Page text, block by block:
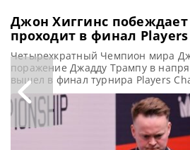
Джон Хиггинс
проходит в финал
2026
Четырехкратный Чемпион мира
поражение Джадду Трампу в
вышел в финал турнира Players
Телфорде, сообщает WST
одержал верх над первым
Джаддом Трампом со счетом 6-5 в
Championship 2026 в Телфорде и
рейтинговый финал в своей